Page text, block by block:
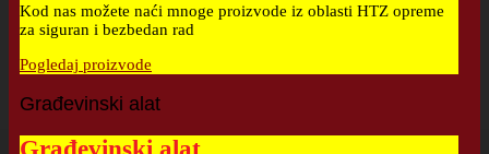
Kod nas možete naći mnoge proizvode iz oblasti HTZ opreme
za siguran i bezbedan rad
Pogledaj proizvode
Građevinski alat